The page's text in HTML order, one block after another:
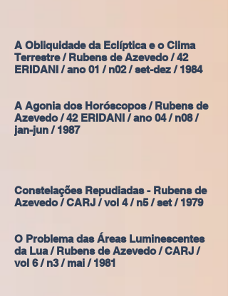
A Obliquidade da Eclíptica e o Clima
Terrestre / Rubens de Azevedo / 42
ERIDANI / ano 01 / n02 / set-dez / 1984
A Agonia dos Horóscopos / Rubens de
Azevedo / 42 ERIDANI / ano 04 / n08 /
jan-jun / 1987
Constelações Repudiadas - Rubens de
Azevedo / CARJ / vol 4 / n5 / set / 1979
O Problema das Áreas Luminescentes
da Lua / Rubens de Azevedo / CARJ /
vol 6 / n3 / mai / 1981